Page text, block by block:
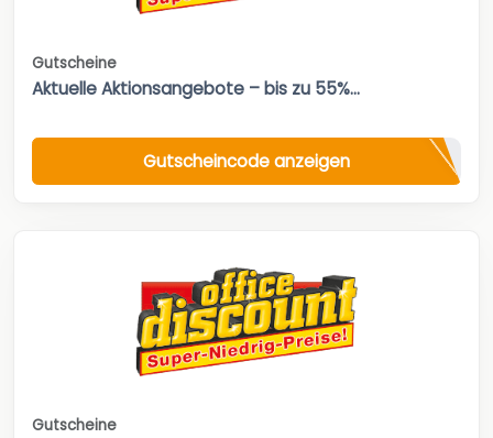
Gutscheine
Aktuelle Aktionsangebote – bis zu 55%...
Gutscheincode anzeigen
Gutscheine